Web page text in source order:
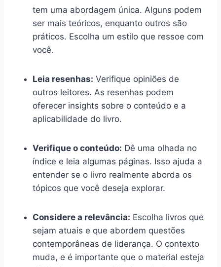
tem uma abordagem única. Alguns podem
ser mais teóricos, enquanto outros são
práticos. Escolha um estilo que ressoe com
você.
Leia resenhas: Verifique opiniões de
outros leitores. As resenhas podem
oferecer insights sobre o conteúdo e a
aplicabilidade do livro.
Verifique o conteúdo: Dê uma olhada no
índice e leia algumas páginas. Isso ajuda a
entender se o livro realmente aborda os
tópicos que você deseja explorar.
Considere a relevância: Escolha livros que
sejam atuais e que abordem questões
contemporâneas de liderança. O contexto
muda, e é importante que o material esteja